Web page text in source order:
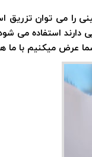
را می توان تزریق
دارند استفاده می
عرض میکنیم با ما